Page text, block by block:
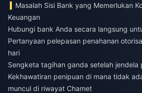
Masalah Sisi Bank yang Memerlukan
Keuangan
Hubungi bank Anda secara langsung
Pertanyaan pelepasan penahanan
hari
Sengketa tagihan ganda setelah jendela
Kekhawatiran penipuan di mana tidak
muncul di riwayat Chamet